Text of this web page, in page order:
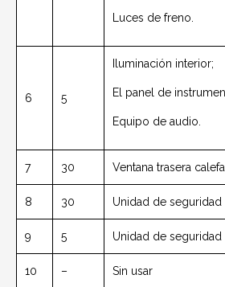
Luces de freno.
6 5
Iluminación interior;
El panel de
Equipo de audio.
7 30 Ventana trasera
8 30 Unidad de
9 5 Unidad de
10 – Sin usar